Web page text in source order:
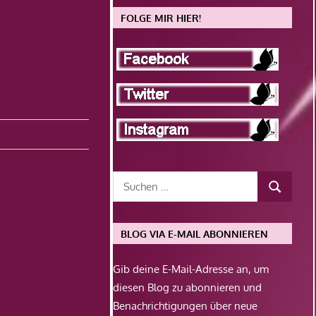
FOLGE MIR HIER!
BLOG VIA E-MAIL ABONNIEREN
Gib deine E-Mail-Adresse an, um
diesen Blog zu abonnieren und
Benachrichtigungen über neue